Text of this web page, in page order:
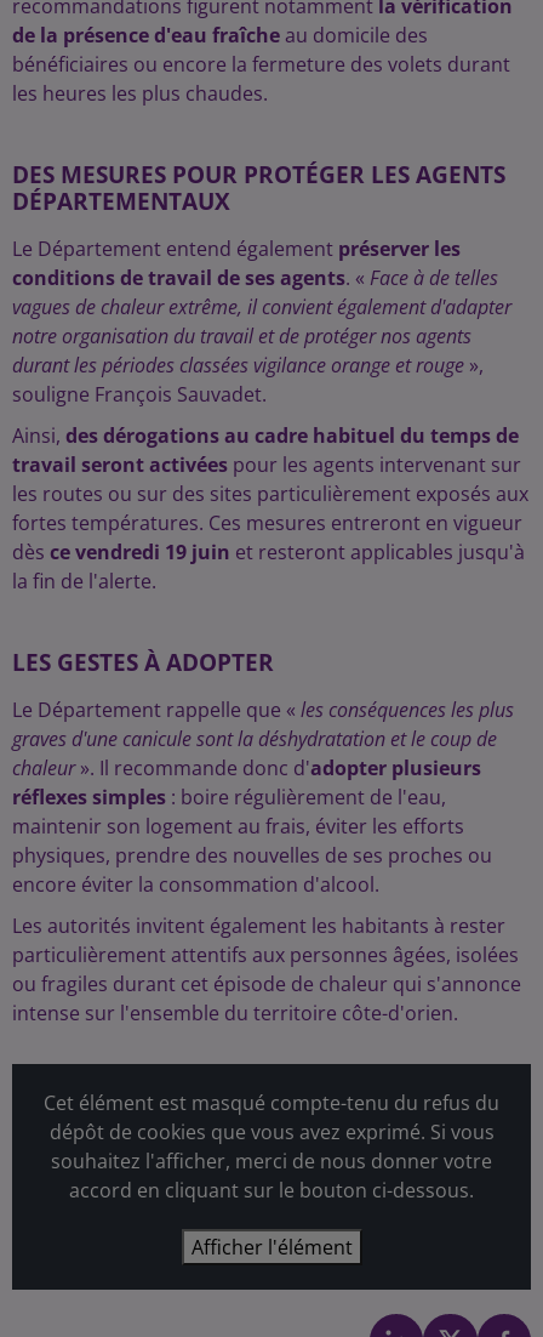
recommandations figurent notamment la vérification
de la présence d'eau fraîcheau domicile des
bénéficiaires ou encore la fermeture des volets durant
les heures les plus chaudes.
DES MESURES POUR PROTÉGER LES AGENTS
DÉPARTEMENTAUX
Le Département entend également préserver les
conditions de travail de ses agents. « Face à de telles
vagues de chaleur extrême, il convient également d'adapter
notre organisation du travail et de protéger nos agents
durant les périodes classées vigilance orange et rouge »,
souligne François Sauvadet.
Ainsi, des dérogations au cadre habituel du temps de
travail seront activées pour les agents intervenant sur
les routes ou sur des sites particulièrement exposés aux
fortes températures. Ces mesures entreront en vigueur
dès ce vendredi 19 juin et resteront applicables jusqu'à
la fin de l'alerte.
LES GESTES À ADOPTER
Le Département rappelle que « les conséquences les plus
graves d'une canicule sont la déshydratation et le coup de
chaleur». Il recommande donc d'adopter plusieurs
réflexes simples : boire régulièrement de l'eau,
maintenir son logement au frais, éviter les efforts
physiques, prendre des nouvelles de ses proches ou
encore éviter la consommation d'alcool.
Les autorités invitent également les habitants à rester
particulièrement attentifs aux personnes âgées, isolées
ou fragiles durant cet épisode de chaleur qui s'annonce
intense sur l'ensemble du territoire côte-d'orien.
Cet élément est masqué compte-tenu du refus du
dépôt de cookies que vous avez exprimé. Si vous
souhaitez l'afficher, merci de nous donner votre
accord en cliquant sur le bouton ci-dessous.
Afficher l'élément